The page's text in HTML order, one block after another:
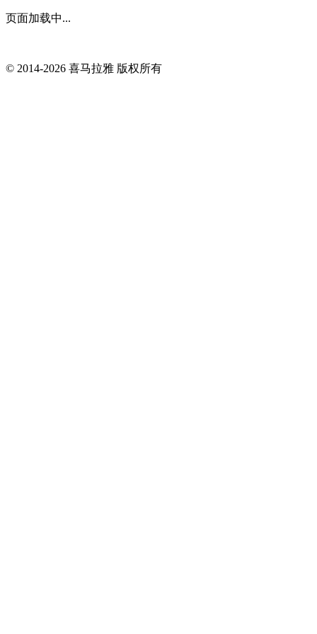
页面加载中...
© 2014-2026 喜马拉雅 版权所有